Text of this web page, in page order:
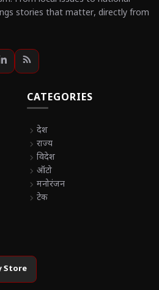
stories that matter, directly from
CATEGORIES
chevron_right देश
chevron_right राज्य
chevron_right विदेश
chevron_right ऑटो
chevron_right मनोरंजन
chevron_right टेक
Store